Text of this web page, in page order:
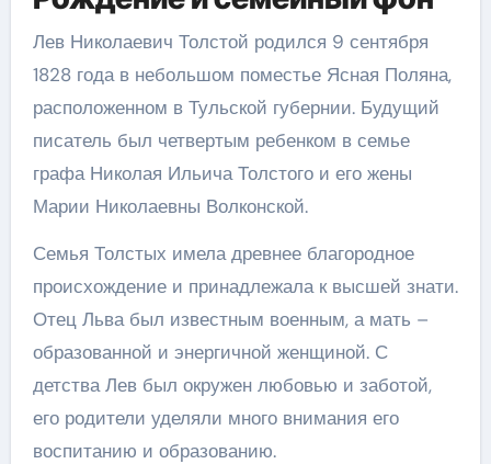
Лев Николаевич Толстой родился 9 сентября
1828 года в небольшом поместье Ясная Поляна,
расположенном в Тульской губернии. Будущий
писатель был четвертым ребенком в семье
графа Николая Ильича Толстого и его жены
Марии Николаевны Волконской.
Семья Толстых имела древнее благородное
происхождение и принадлежала к высшей знати.
Отец Льва был известным военным, а мать –
образованной и энергичной женщиной. С
детства Лев был окружен любовью и заботой,
его родители уделяли много внимания его
воспитанию и образованию.